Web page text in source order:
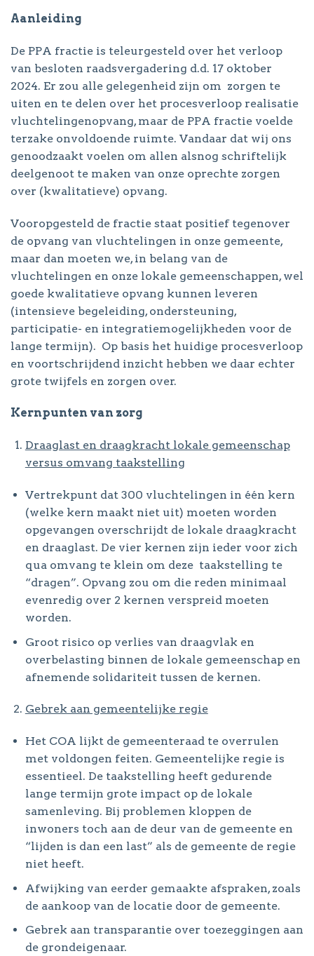
Aanleiding
De PPA fractie is teleurgesteld over het verloop
van besloten raadsvergadering d.d. 17 oktober
2024. Er zou alle gelegenheid zijn om zorgen te
uiten en te delen over het procesverloop realisatie
vluchtelingenopvang, maar de PPA fractie voelde
terzake onvoldoende ruimte. Vandaar dat wij ons
genoodzaakt voelen om allen alsnog schriftelijk
deelgenoot te maken van onze oprechte zorgen
over (kwalitatieve) opvang.
Vooropgesteld de fractie staat positief tegenover
de opvang van vluchtelingen in onze gemeente,
maar dan moeten we, in belang van de
vluchtelingen en onze lokale gemeenschappen, wel
goede kwalitatieve opvang kunnen leveren
(intensieve begeleiding, ondersteuning,
participatie- en integratiemogelijkheden voor de
lange termijn). Op basis het huidige procesverloop
en voortschrijdend inzicht hebben we daar echter
grote twijfels en zorgen over.
Kernpunten van zorg
Draaglast en draagkracht lokale gemeenschap
versus omvang taakstelling
Vertrekpunt dat 300 vluchtelingen in één kern
(welke kern maakt niet uit) moeten worden
opgevangen overschrijdt de lokale draagkracht
en draaglast. De vier kernen zijn ieder voor zich
qua omvang te klein om deze taakstelling te
“dragen”. Opvang zou om die reden minimaal
evenredig over 2 kernen verspreid moeten
worden.
Groot risico op verlies van draagvlak en
overbelasting binnen de lokale gemeenschap en
afnemende solidariteit tussen de kernen.
Gebrek aan gemeentelijke regie
Het COA lijkt de gemeenteraad te overrulen
met voldongen feiten. Gemeentelijke regie is
essentieel. De taakstelling heeft gedurende
lange termijn grote impact op de lokale
samenleving. Bij problemen kloppen de
inwoners toch aan de deur van de gemeente en
“lijden is dan een last” als de gemeente de regie
niet heeft.
Afwijking van eerder gemaakte afspraken, zoals
de aankoop van de locatie door de gemeente.
Gebrek aan transparantie over toezeggingen aan
de grondeigenaar.